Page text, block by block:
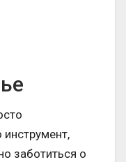
инструмент,
заботиться о